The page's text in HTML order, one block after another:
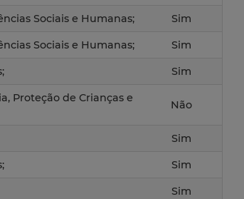
Sociais e Humanas; Sim
Sociais e Humanas; Sim
Sim
Proteção de Crianças e
Não
Sim
Sim
Sim